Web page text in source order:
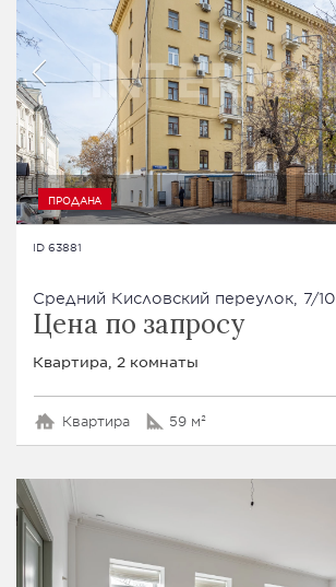
ПРОДАНА
ID 63881
Средний Кисловский переулок, 7/10
Цена по запросу
Квартира, 2 комнаты
Квартира 59 м²